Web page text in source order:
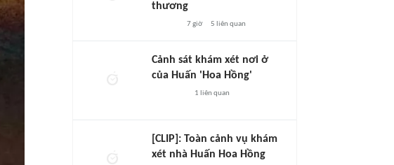
thương
7 giờ 5 liên quan
Cảnh sát khám xét nơi ở
của Huấn 'Hoa Hồng'
1 liên quan
[CLIP]: Toàn cảnh vụ khám
xét nhà Huấn Hoa Hồng